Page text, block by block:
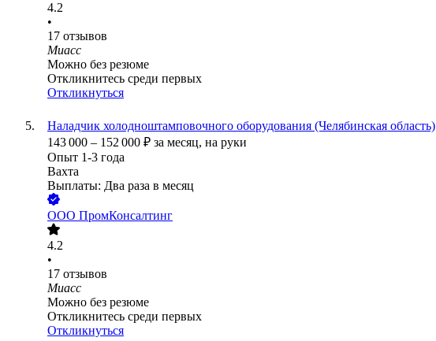
4.2
•
17 отзывов
Миасс
Можно без резюме
Откликнитесь среди первых
Откликнуться
Наладчик холодноштамповочного оборудования (Челябинская область)
143 000 – 152 000 ₽ за месяц, на руки
Опыт 1-3 года
Вахта
Выплаты: Два раза в месяц
ООО ПромКонсалтинг
4.2
•
17 отзывов
Миасс
Можно без резюме
Откликнитесь среди первых
Откликнуться